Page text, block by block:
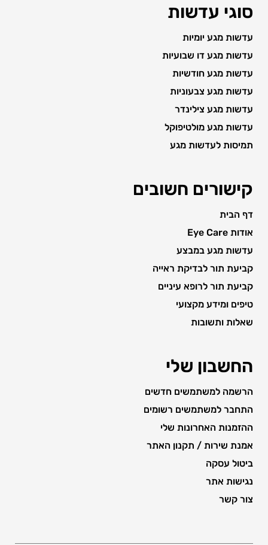
סוגי עדשות
עדשות מגע יומיות
עדשות מגע דו שבועיות
עדשות מגע חודשיות
עדשות מגע צבעוניות
עדשות מגע צילינדר
עדשות מגע מולטיפוקל
תמיסות לעדשות מגע
קישורים חשובים
דף הבית
אודות Eye Care
עדשות מגע במבצע
קביעת תור לבדיקת ראייה
קביעת תור לרופא עיניים
טיפים ומידע מקצועי
שאלות ותשובות
החשבון שלי
הרשמה למשתמשים חדשים
התחבר למשתמשים רשומים
ההזמנות האחרונות שלי
אמנת שירות / תקנון האתר
ביטול עסקה
נגישות אתר
צור קשר